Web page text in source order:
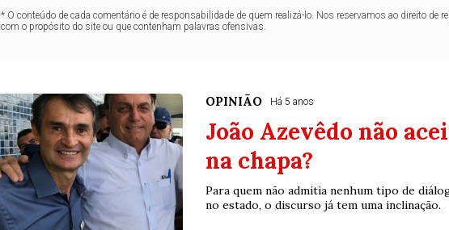
* O conteúdo de cada comentário é de responsabilidade de quem realizá-lo. Nos reservamos ao direito de
com o propósito do site ou que contenham palavras ofensivas.
OPINIÃO Há 5 anos
João Azevêdo não
na chapa?
Para quem não admitia nenhum tipo de
no estado, o discurso já tem uma inclinação.